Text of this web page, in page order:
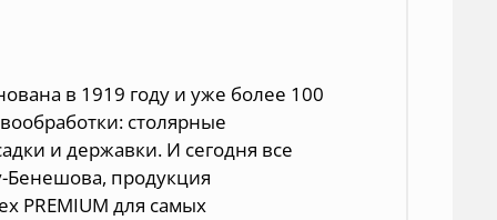
в 1919 году и уже более 100
столярные
и державки. И сегодня все
Бенешова, продукция
PREMIUM для самых